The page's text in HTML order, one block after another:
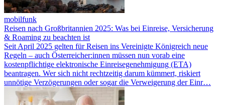
mobilfunk
Reisen nach Großbritannien 2025: Was bei Einreise, Versicherung
& Roaming zu beachten ist
Seit April 2025 gelten für Reisen ins Vereinigte Königreich neue
Regeln – auch Österreicher:innen müssen nun vorab eine
kostenpflichtige elektronische Einreisegenehmigung (ETA)
beantragen. Wer sich nicht rechtzeitig darum kümmert, riskiert
unnötige Verzögerungen oder sogar die Verweigerung der Einr…